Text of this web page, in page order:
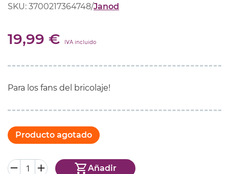
SKU: 3700217364748/Janod
19,99 € IVA incluido
Para los fans del bricolaje!
Producto agotado
Añadir